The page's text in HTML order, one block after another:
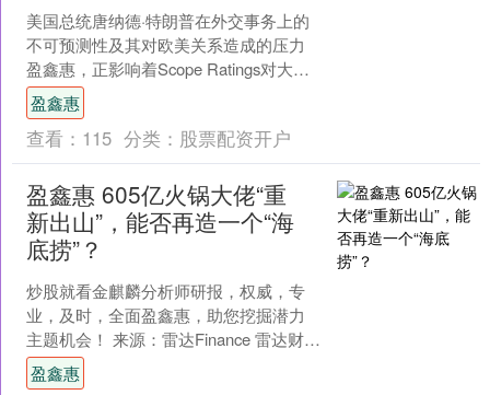
美国总统唐纳德·特朗普在外交事务上的
不可预测性及其对欧美关系造成的压力
盈鑫惠，正影响着Scope Ratings对大西
洋两岸主权国家的评级展望。 这家柏林
评级机....
盈鑫惠
查看： 115 分类： 股票配资开户
盈鑫惠 605亿火锅大佬“重
新出山”，能否再造一个“海
底捞”？
炒股就看金麒麟分析师研报，权威，专
业，及时，全面盈鑫惠，助您挖掘潜力
主题机会！ 来源：雷达Finance 雷达财经
出品 文|丁禹 编|孟帅 1月13日晚，海底
捞....
盈鑫惠